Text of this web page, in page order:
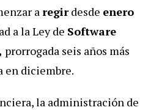
aregirdesde enero
a la Ley de Software
prorrogada seis años más
en diciembre.
la administración de